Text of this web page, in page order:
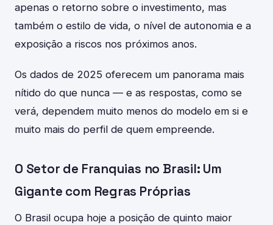
apenas o retorno sobre o investimento, mas
também o estilo de vida, o nível de autonomia e a
exposição a riscos nos próximos anos.
Os dados de 2025 oferecem um panorama mais
nítido do que nunca — e as respostas, como se
verá, dependem muito menos do modelo em si e
muito mais do perfil de quem empreende.
O Setor de Franquias no Brasil: Um
Gigante com Regras Próprias
O Brasil ocupa hoje a posição de quinto maior